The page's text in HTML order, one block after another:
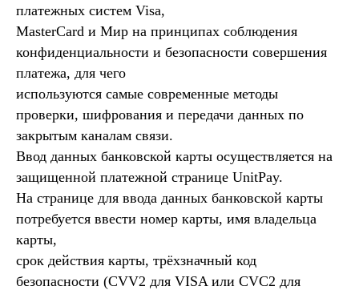
платежных систем Visa,
MasterCard и Мир на принципах соблюдения
конфиденциальности и безопасности совершения
платежа, для чего
используются самые современные методы
проверки, шифрования и передачи данных по
закрытым каналам связи.
Ввод данных банковской карты осуществляется на
защищенной платежной странице UnitPay.
На странице для ввода данных банковской карты
потребуется ввести номер карты, имя владельца
карты,
срок действия карты, трёхзначный код
безопасности (CVV2 для VISA или CVC2 для